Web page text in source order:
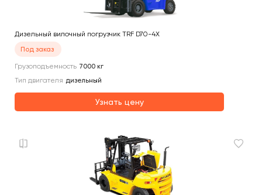
Дизельный вилочный погрузчик TRF D70-4X
Под заказ
Грузоподъемность 7000 кг
Тип двигателя дизельный
Узнать цену